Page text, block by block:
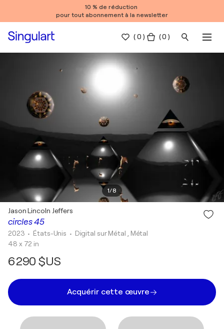
10 % de réduction
pour tout abonnement à la newsletter
(0 ) ( 0 )
1/8
circles 45
Jason Lincoln Jeffers
2023 • États-Unis • Digital sur Métal , Métal
48 x 72 in
6 290 $US
Acquérir cette œuvre